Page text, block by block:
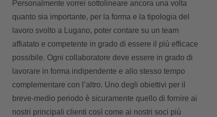
Personalmente vorrei sottolineare ancora una volta
quanto sia importante, per la forma e la tipologia del
lavoro svolto a Lugano, poter contare su un team
affiatato e competente in grado di essere il più efficace
possibile. Ogni collaboratore deve essere in grado di
lavorare in forma indipendente e allo stesso tempo
complementare con l’altro. Uno degli obiettivi per il
breve-medio periodo è sicuramente quello di fornire ai
nostri principali clienti così come ai nostri soci più